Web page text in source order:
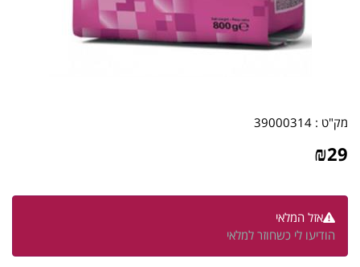
מק"ט : 39000314
₪29
אזל המלאי
הודיעו לי כשחוזר למלאי